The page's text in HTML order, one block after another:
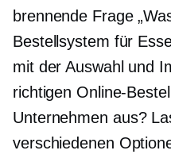
brennende Frage
Bestellsystem für
mit der Auswahl und
richtigen Online-
Unternehmen aus?
verschiedenen